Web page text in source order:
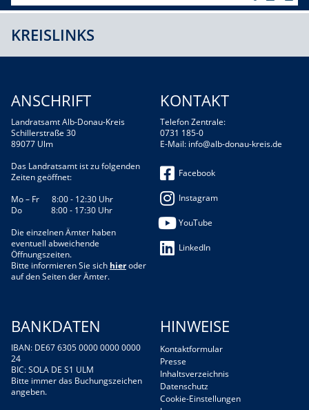
KREISLINKS
ANSCHRIFT
Landratsamt Alb-Donau-Kreis
Schillerstraße 30
89077 Ulm
Das Landratsamt ist zu folgenden
Zeiten geöffnet:
Mo – Fr 8:00 - 12:30 Uhr
Do 8:00 - 17:30 Uhr
Die einzelnen Ämter haben
eventuell abweichende
Öffnungszeiten.
Bitte informieren Sie sich hieroder
auf den Seiten der Ämter.
KONTAKT
Telefon Zentrale:
0731 185-0
E-Mail: info@alb-donau-kreis.de
Facebook
Instagram
YouTube
LinkedIn
BANKDATEN
IBAN: DE67 6305 0000 0000 0000
24
BIC: SOLA DE S1 ULM
Bitte immer das Buchungszeichen
angeben.
HINWEISE
Kontaktformular
Presse
Inhaltsverzeichnis
Datenschutz
Cookie-Einstellungen